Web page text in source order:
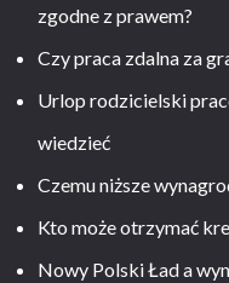
zgodne z prawem?
Czy praca zdalna za
Urlop rodzicielski
wiedzieć
Czemu niższe
Kto może otrzymać
Nowy Polski Ład a